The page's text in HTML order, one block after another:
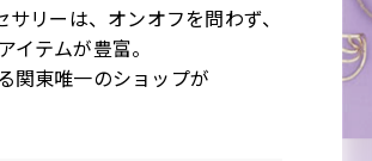
リーは、オンオフを問わず、
テムが豊富。
関東唯一のショップが